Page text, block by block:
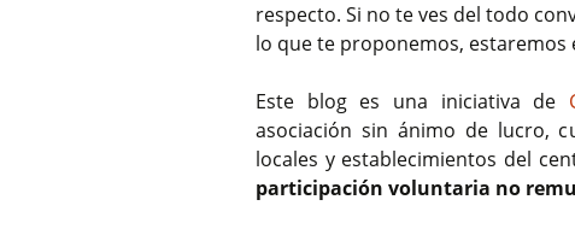
respecto. Si no te ves del todo
lo que te proponemos, estaremos
Este blog es una iniciativa de
asociación sin ánimo de lucro,
locales y establecimientos del
participación voluntaria no